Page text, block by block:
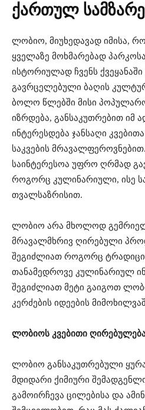
ქართულ
ლობიო, მიუხედავად იმისა,
ყველაზე მოხმარებად
ისტორიულად ჩვენს
გავრცელებული ბაღის
ბოლო წლებში მისი
იზრდება, განსაკუთრებით იმ
ინტერესდება ჯანსაღი
საკვების
საინტერესოა უფრო ღრმად
როგორც კულინარიული, ისე
თვალსაზრისით.
ლობიო არა მხოლოდ
მრავალმხრივ ღირებული
შეგიძლიათ როგორც
თანამედროვე კულინარიულ
შეგიძლიათ მეტი გაიგოთ
კერძების იდეების
ლობიოს კვებითი
ლობიო განსაკუთრებული
მდიდარი ქიმიური
გამოირჩევა ცილებისა და